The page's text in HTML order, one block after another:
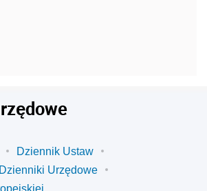
Dziennik Ustaw
Dzienniki Urzędowe